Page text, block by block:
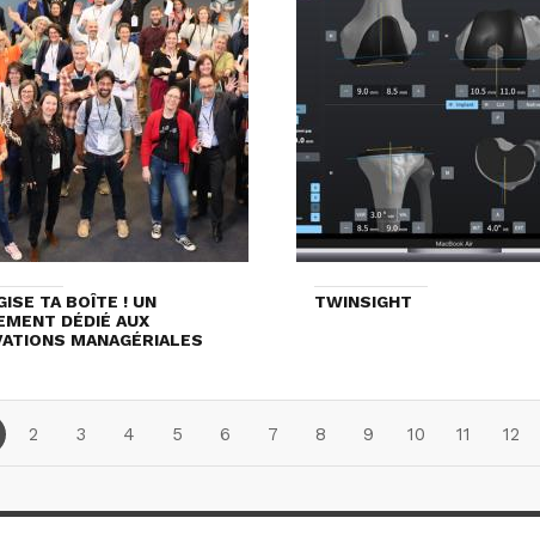
TA BOÎTE ! UN
DÉDIÉ AUX
MANAGÉRIALES
TWINSIGHT
2 3 4 5 6 7 8 9 10 11 12